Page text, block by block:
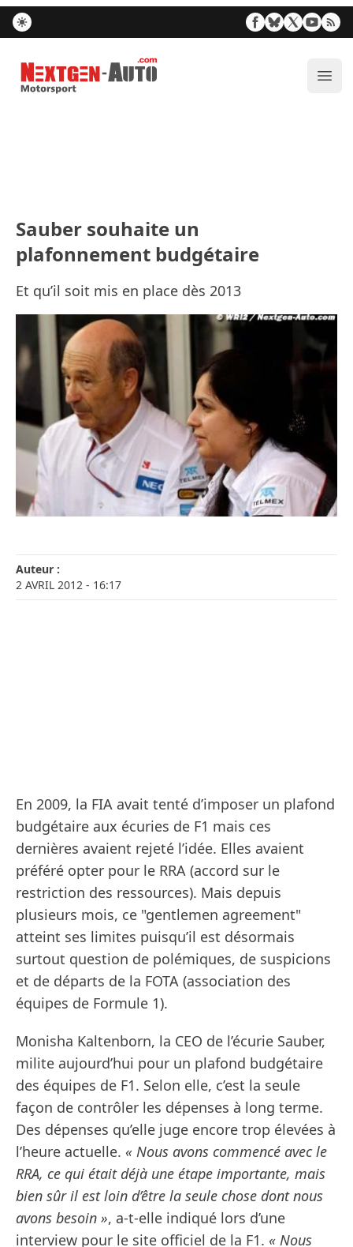
Nextgen-Auto.com
Sauber souhaite un
plafonnement budgétaire
Et qu’il soit mis en place dès 2013
Auteur :
2 AVRIL 2012 - 16:17
En 2009, la FIA avait tenté d’imposer un plafond
budgétaire aux écuries de F1 mais ces
dernières avaient rejeté l’idée. Elles avaient
préféré opter pour le RRA (accord sur le
restriction des ressources). Mais depuis
plusieurs mois, ce "gentlemen agreement"
atteint ses limites puisqu’il est désormais
surtout question de polémiques, de suspicions
et de départs de la FOTA (association des
équipes de Formule 1).
Monisha Kaltenborn, la CEO de l’écurie Sauber,
milite aujourd’hui pour un plafond budgétaire
des équipes de F1. Selon elle, c’est la seule
façon de contrôler les dépenses à long terme.
Des dépenses qu’elle juge encore trop élevées à
l’heure actuelle. « Nous avons commencé avec le
RRA, ce qui était déjà une étape importante, mais
bien sûr il est loin d’être la seule chose dont nous
avons besoin », a-t-elle indiqué lors d’une
interview pour le site officiel de la F1. « Nous